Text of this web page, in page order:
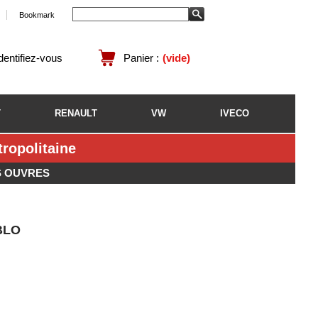
Bookmark
vous Panier : (vide)
RENAULT VW IVECO
OUVRES